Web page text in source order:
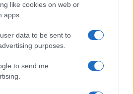
like cookies on web or
apps.
data to be sent to
purposes.
to send me